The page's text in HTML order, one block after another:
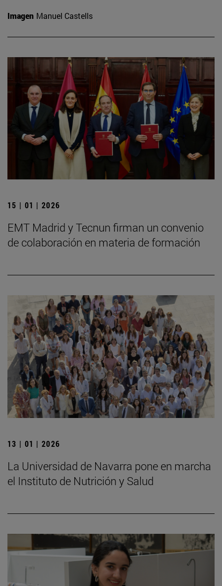
Imagen Manuel Castells
15 | 01 | 2026
EMT Madrid y Tecnun firman un convenio
de colaboración en materia de formación
13 | 01 | 2026
La Universidad de Navarra pone en marcha
el Instituto de Nutrición y Salud